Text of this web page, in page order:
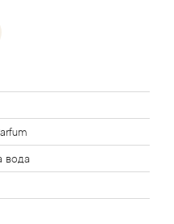
вода